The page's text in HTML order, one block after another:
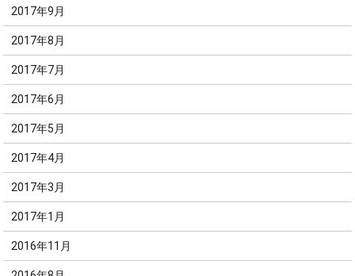
2017年9月
2017年8月
2017年7月
2017年6月
2017年5月
2017年4月
2017年3月
2017年1月
2016年11月